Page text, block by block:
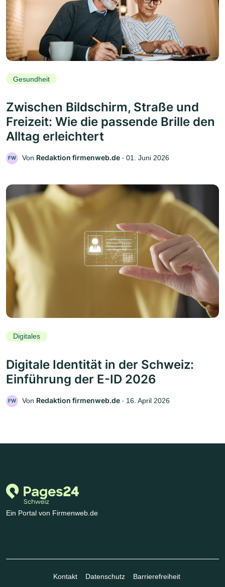
Gesundheit
Zwischen Bildschirm, Straße und
Freizeit: Wie die passende Brille den
Alltag erleichtert
FW Von Redaktion firmenweb.de ‧ 01. Juni 2026
Digitales
Digitale Identität in der Schweiz:
Einführung der E-ID 2026
FW Von Redaktion firmenweb.de ‧ 16. April 2026
Ein Portal von Firmenweb.de
Kontakt Datenschutz
Barrierefreiheit